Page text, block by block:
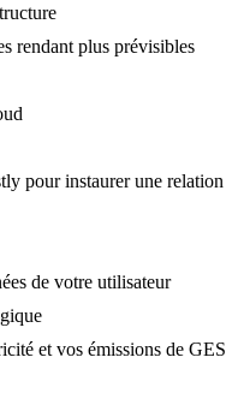
rendant plus prévisibles
pour instaurer une relation
de votre utilisateur
et vos émissions de GES